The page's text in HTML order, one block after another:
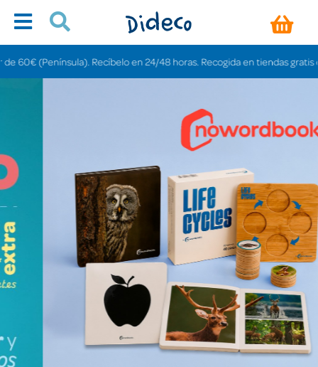
Recíbelo en 24/48 horas. Recogida en tiendas gratis en 3-6 días.